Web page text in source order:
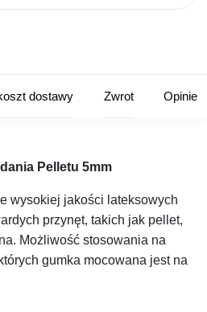
dostawy Zwrot Opinie
Pelletu 5mm
wysokiej jakości lateksowych
przynęt, takich jak pellet,
Możliwość stosowania na
gumka mocowana jest na